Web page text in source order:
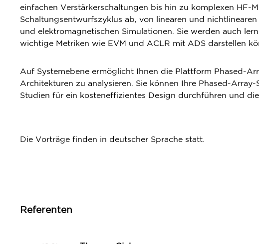
einfachen Verstärkerschaltungen bis hin zu komplexen
Schaltungsentwurfszyklus ab, von linearen und
und elektromagnetischen Simulationen. Sie werden auch
wichtige Metriken wie EVM und ACLR mit ADS darstellen
Auf Systemebene ermöglicht Ihnen die Plattform Phased-
Architekturen zu analysieren. Sie können Ihre Phased-
Studien für ein kosteneffizientes Design durchführen und
Die Vorträge finden in deutscher Sprache statt.
Referenten